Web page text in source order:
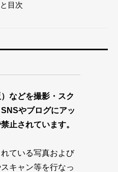
目次
などを撮影・スク
やブログにアッ
止されています。
ている写真および
キャン等を行なっ